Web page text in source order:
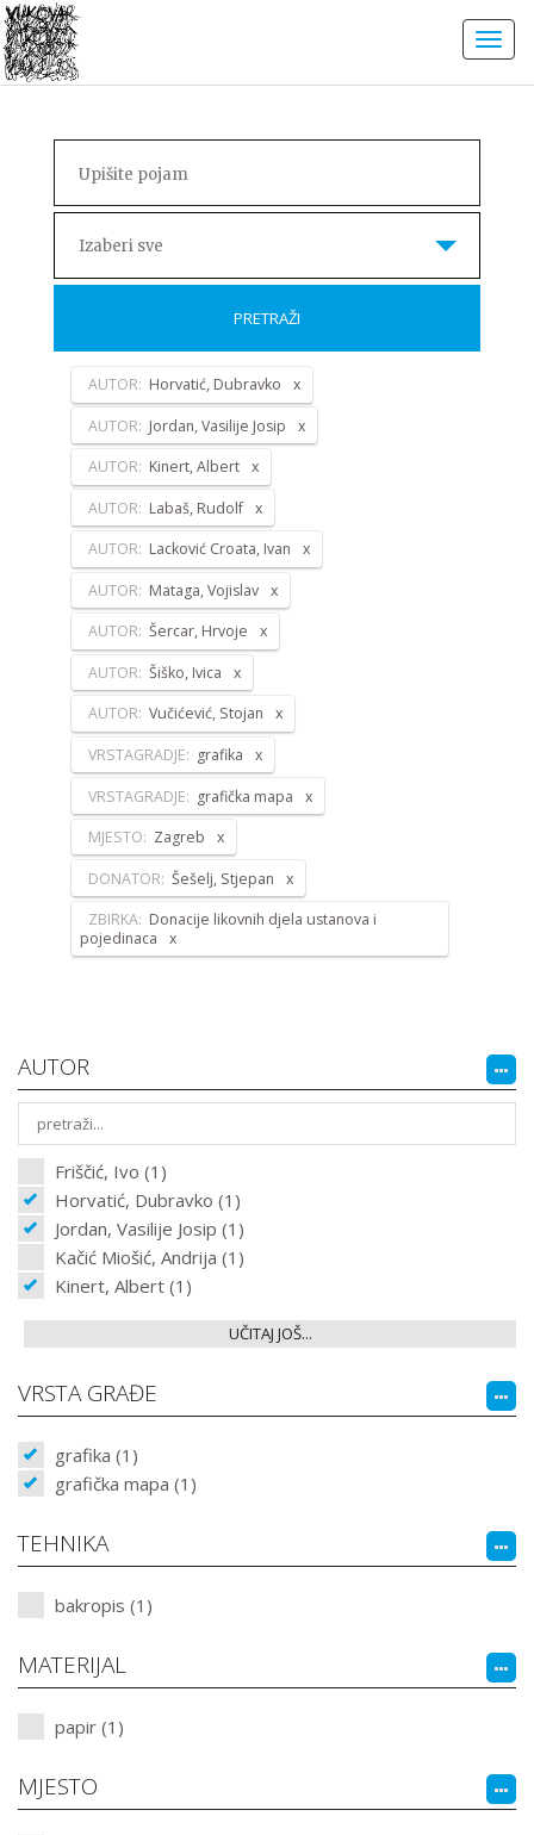
Izaberi sve
PRETRAŽI
AUTOR: Horvatić, Dubravko
AUTOR: Jordan, Vasilije Josip
AUTOR: Kinert, Albert
AUTOR: Labaš, Rudolf
AUTOR: Lacković Croata, Ivan
AUTOR: Mataga, Vojislav
AUTOR: Šercar, Hrvoje
AUTOR: Šiško, Ivica
AUTOR: Vučićević, Stojan
VRSTAGRADJE: grafika
VRSTAGRADJE: grafička mapa
MJESTO: Zagreb
DONATOR: Šešelj, Stjepan
ZBIRKA: Donacije likovnih djela ustanova i
pojedinaca
AUTOR
Friščić, Ivo (1)
Horvatić, Dubravko (1)
Jordan, Vasilije Josip (1)
Kačić Miošić, Andrija (1)
Kinert, Albert (1)
UČITAJ JOŠ...
VRSTA GRAĐE
grafika (1)
grafička mapa (1)
TEHNIKA
bakropis (1)
MATERIJAL
papir (1)
MJESTO